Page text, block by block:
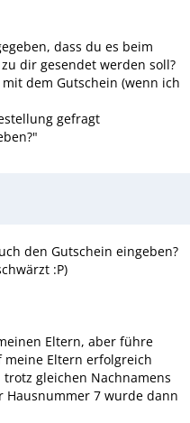
dass du es beim
dir gesendet werden soll?
dem Gutschein (wenn ich
gefragt
den Gutschein eingeben?
:P)
Eltern, aber führe
meine Eltern erfolgreich
gleichen Nachnamens
Hausnummer 7 wurde dann